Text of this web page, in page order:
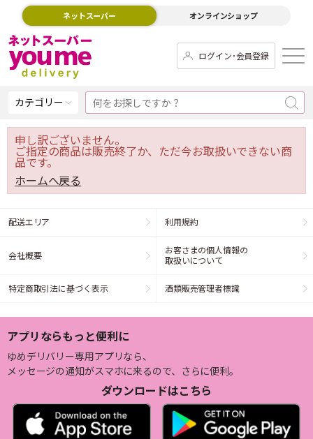
ネットスーパー オンラインショップ
ログイン･会員登録
カテゴリー
申し訳ございません。
ご指定の商品は販売終了か、ただ今お取扱いできない商
品です。
ホームへ戻る
配送エリア 利用規約
会社概要
お客さまの個人情報の
取扱いについて
特定商取引法に基づく表示 酒類販売管理者標識
アプリならもっと便利に
ゆめデリバリー専用アプリなら、
メッセージの通知がスマホに来るので、さらに便利。
ダウンロードはこちら